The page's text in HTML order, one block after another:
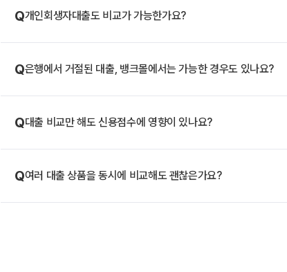
Q개인회생자대출도 비교가 가능한가요?
Q은행에서 거절된 대출, 뱅크몰에서는 가능한 경우도 있나요?
Q대출 비교만 해도 신용점수에 영향이 있나요?
Q여러 대출 상품을 동시에 비교해도 괜찮은가요?